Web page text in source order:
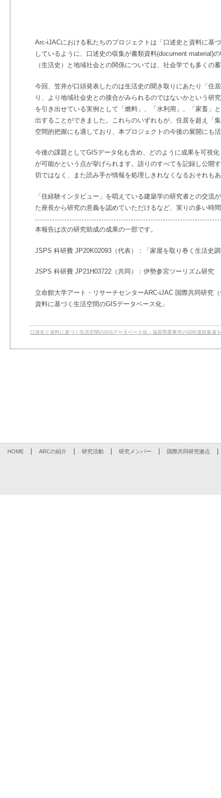
Arc-iJACにおける私たちのプロジェクトは「口述史と資料に基
しているように、口述史の収集が書類資料(document material)
（生活史）と地域社会との関係については、社会学でも多くの
今回、笠井が口頭発表したのは生活史の聞き取りにあたり「住
り、より地域社会史との接合がみられるのではないかという研
を引き出せている実例として「燃料」、「水利用」、「家畜」
出することができました。これらのいずれもが、住居を超え「
空間的把握にも適しており、本プロジェクトの今後の展開にも
今後の課題としてGISデータ化も含め、どのように成果を可視
が可能かという点が挙げられます。語りのすべてを記録し公開
切ではなく、また読み手が情報を処理しきれなくなるおそれも
「住経験インタビュー」を唱えている建築学の研究者との交流
た座長から研究の意義を認めていただけるなど、実りの多い時
本報告は次の研究助成の成果の一部です。
JSPS 科研費 JP20K02093（代表）：「家屋を取り巻く生活史
JSPS 科研費 JP21H03722（共同）：伊勢参宮ツーリズム研究
立命館大学アート・リサーチセンターARC-iJAC 国際共同研究
資料に基づく生活空間のGISデータベース化」
口述史と資料に基づく生活空間のGISデータベース化：滋賀県栗東市の旧街道筋集落
HOME ARCの紹介 研究活動 研究メンバー 国際共同研究拠点